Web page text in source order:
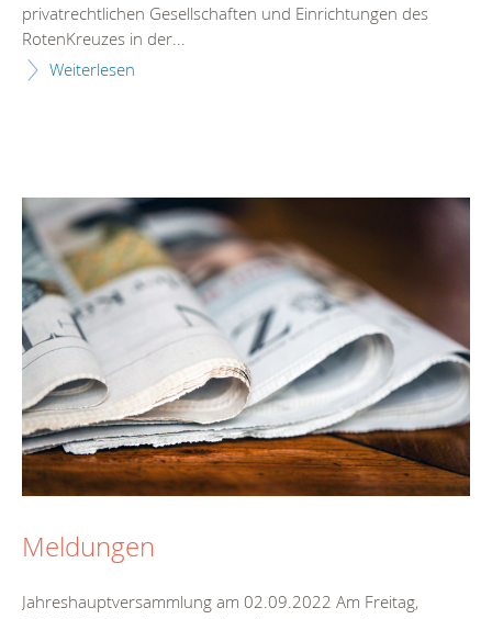
privatrechtlichen Gesellschaften und Einrichtungen des
RotenKreuzes in der...
Weiterlesen
Meldungen
Jahreshauptversammlung am 02.09.2022 Am Freitag,